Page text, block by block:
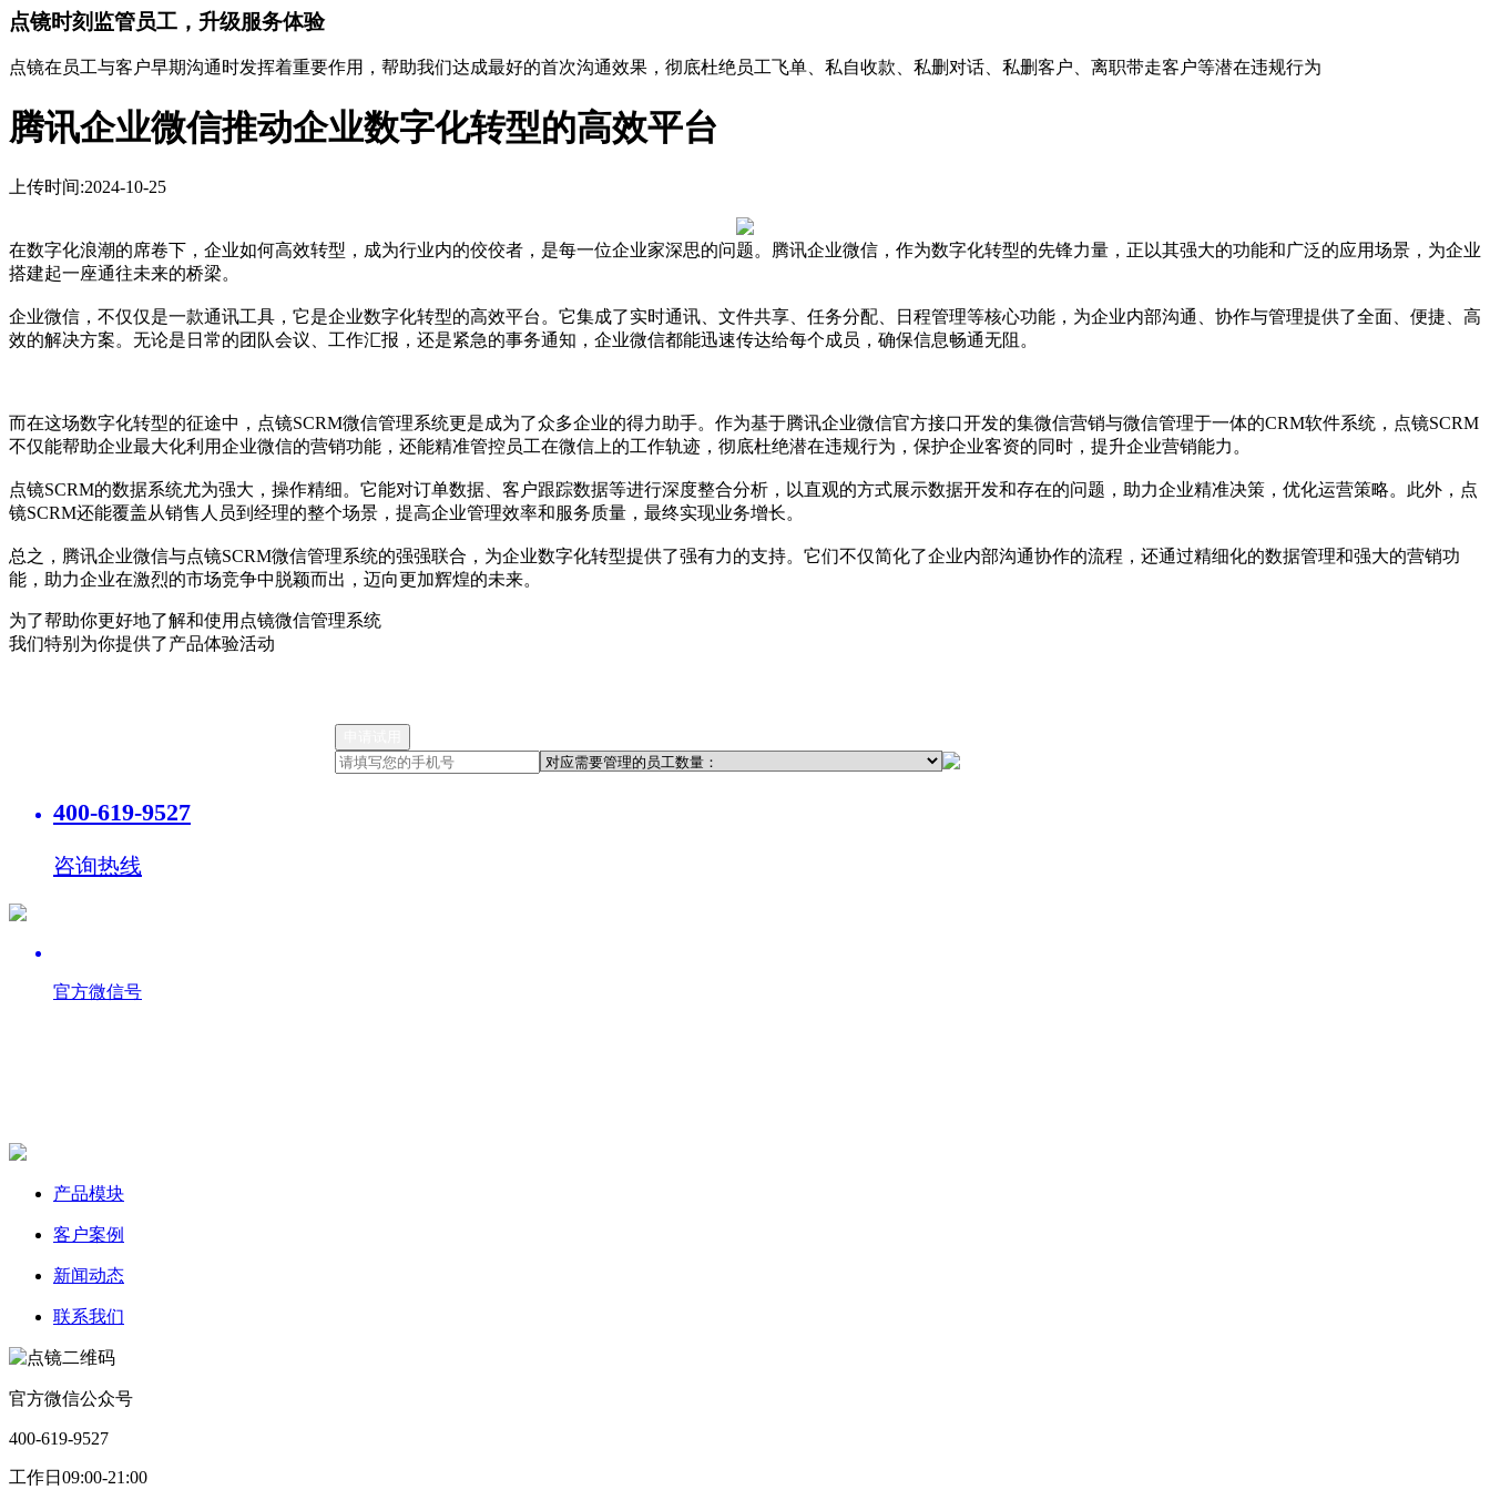
点镜时刻监管员工，升级服务体验
点镜在员工与客户早期沟通时发挥着重要作用，帮助我们达成最好的首次沟通效果，彻底杜绝员工飞单、私自收款、私删对话、私删客户、离职带走客户等潜在违规行为
腾讯企业微信推动企业数字化转型的高效平台
上传时间:2024-10-25
在数字化浪潮的席卷下，企业如何高效转型，成为行业内的佼佼者，是每一位企业家深思的问题。腾讯企业微信，作为数字化转型的先锋力量，正以其强大的功能和广泛的应用场景，为企业
搭建起一座通往未来的桥梁。
企业微信，不仅仅是一款通讯工具，它是企业数字化转型的高效平台。它集成了实时通讯、文件共享、任务分配、日程管理等核心功能，为企业内部沟通、协作与管理提供了全面、便捷、高
效的解决方案。无论是日常的团队会议、工作汇报，还是紧急的事务通知，企业微信都能迅速传达给每个成员，确保信息畅通无阻。
而在这场数字化转型的征途中，点镜SCRM微信管理系统更是成为了众多企业的得力助手。作为基于腾讯企业微信官方接口开发的集微信营销与微信管理于一体的CRM软件系统，点镜SCRM
不仅能帮助企业最大化利用企业微信的营销功能，还能精准管控员工在微信上的工作轨迹，彻底杜绝潜在违规行为，保护企业客资的同时，提升企业营销能力。
点镜SCRM的数据系统尤为强大，操作精细。它能对订单数据、客户跟踪数据等进行深度整合分析，以直观的方式展示数据开发和存在的问题，助力企业精准决策，优化运营策略。此外，点
镜SCRM还能覆盖从销售人员到经理的整个场景，提高企业管理效率和服务质量，最终实现业务增长。
总之，腾讯企业微信与点镜SCRM微信管理系统的强强联合，为企业数字化转型提供了强有力的支持。它们不仅简化了企业内部沟通协作的流程，还通过精细化的数据管理和强大的营销功
能，助力企业在激烈的市场竞争中脱颖而出，迈向更加辉煌的未来。
为了帮助你更好地了解和使用点镜微信管理系统
我们特别为你提供了产品体验活动
400-619-9527
咨询热线
官方微信号
产品模块
客户案例
新闻动态
联系我们
官方微信公众号
400-619-9527
工作日09:00-21:00